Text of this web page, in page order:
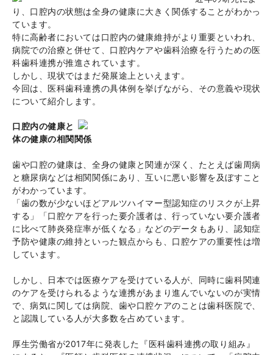
り、口腔内の状態は全身の健康に大きく関係することがわかっ
ています。
特に高齢者においては口腔内の健康維持がより重要といわれ、
病院での治療と併せて、口腔内ケアや歯科治療を行うための医
科歯科連携が推進されています。
しかし、現状ではまだ発展途上といえます。
今回は、医科歯科連携の具体例を挙げながら、その意義や現状
について紹介します。
口腔内の健康と
体の健康の相関関係
歯や口腔の健康は、全身の健康と関連が深く、たとえば歯周病
と糖尿病などは相関関係にあり、互いに悪い影響を及ぼすこと
がわかっています。
「歯の数が少ないほどアルツハイマー型認知症のリスクが上昇
する」「口腔ケアを行った要介護者は、行っていない要介護者
に比べて肺炎発症率が低くなる」などのデータもあり、認知症
予防や健康の維持といった観点からも、口腔ケアの重要性は増
しています。
しかし、日本では医療ケアを受けている人が、同時に歯科関連
のケアを受けられるような連携があまり進んでいないのが実情
で、病気に関しては病院、歯や口腔ケアのことは歯科医院で、
と認識している人が大多数を占めています。
厚生労働省が2017年に発表した『医科歯科連携の取り組み』